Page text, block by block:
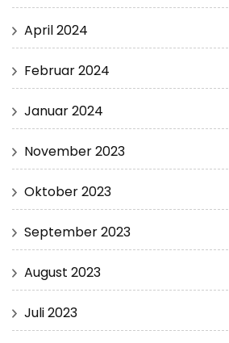
April 2024
Februar 2024
Januar 2024
November 2023
Oktober 2023
September 2023
August 2023
Juli 2023